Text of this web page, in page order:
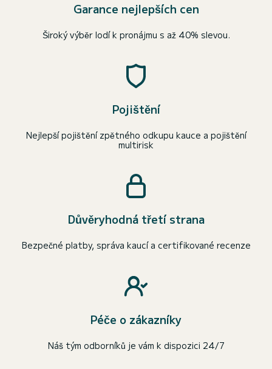
Garance nejlepších cen
Široký výběr lodí k pronájmu s až 40% slevou.
Pojištění
Nejlepší pojištění zpětného odkupu kauce a pojištění
multirisk
Důvěryhodná třetí strana
Bezpečné platby, správa kaucí a certifikované recenze
Péče o zákazníky
Náš tým odborníků je vám k dispozici 24/7